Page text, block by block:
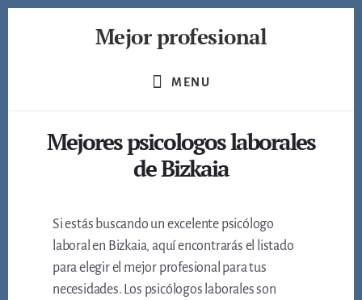
Mejor profesional
profesionales
MENU
Mejores psicologos laborales
de Bizkaia
Si estás buscando un excelente psicólogo
laboral en Bizkaia, aquí encontrarás el listado
para elegir el mejor profesional para tus
necesidades. Los psicólogos laborales son